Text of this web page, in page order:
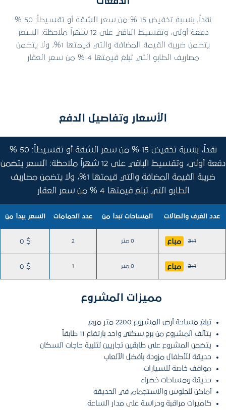
نقداً، بنسبة تخفيض 15 % من سعر الشقة أو تقسيطاً: 50 %
دفعة أولى، وتقسيط الباقي على 12 شهراً ملاحظة: السعر
يتضمن ضريبة القيمة المضافة والتي قيمتها 1%، ولا يتضمن
مصاريف الطابو التي تبلغ قيمتها 4 % من سعر العقار
الأسعار وتفاصيل الدفع
نقداً، بنسبة تخفيض 15 % من سعر الشقة أو تقسيطاً: 50 %
دفعة أولى، وتقسيط الباقي على 12 شهراً ملاحظة: السعر يتضمن
ضريبة القيمة المضافة والتي قيمتها 1%، ولا يتضمن مصاريف
الطابو التي تبلغ قيمتها 4 % من سعر العقار
عدد الغرف والصالات المساحات تبدأ من عدد الحمامات السعر يبدأ من
مباع 3+1 0 متر 2
0 $
مباع 2+1 0 متر 1
0 $
مميزات المشروع
تبلغ مساحة أرض المشروع 2200 متر مربع
يتألف المشروع من برج سكني واحد بارتفاع 11 طابقاً
يتضمن المشروع على طابقين تجاريين لتلبية حاجات السكان
حديقة للأطفال مزودة بأفضل الألعاب
مواقف خاصة للسيارات
حديقة ومساحات خضراء
أماكن للجلوس والاستجمام في الحديقة
كاميرات مراقبة وحراسة على مدار الساعة